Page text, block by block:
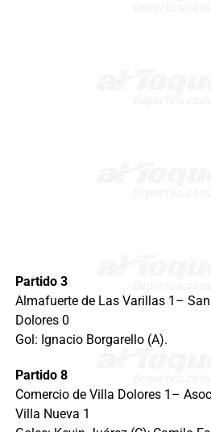
Partido 3
Almafuerte de Las Varillas 1–
Dolores 0
Gol: Ignacio Borgarello (A).
Partido 8
Comercio de Villa Dolores 1–
Villa Nueva 1